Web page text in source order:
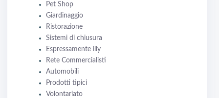
Pet Shop
Giardinaggio
Ristorazione
Sistemi di chiusura
Espressamente illy
Rete Commercialisti
Automobili
Prodotti tipici
Volontariato